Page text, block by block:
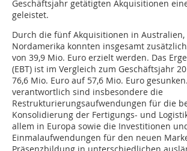
Geschäftsjahr getätigten Akquisitionen
geleistet.
Durch die fünf Akquisitionen in Australien,
Nordamerika konnten insgesamt
von 39,9 Mio. Euro erzielt werden. Das
(EBT) ist im Vergleich zum Geschäftsjahr
76,6 Mio. Euro auf 57,6 Mio. Euro
verantwortlich sind insbesondere die
Restrukturierungsaufwendungen für die
Konsolidierung der Fertigungs- und
allem in Europa sowie die Investitionen
Einmalaufwendungen für den neuen